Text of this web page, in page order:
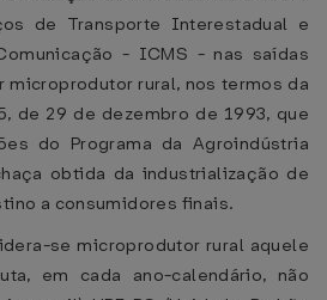
de Transporte Interestadual e
- ICMS - nas saídas
microprodutor rural, nos termos da
de 29 de dezembro de 1993, que
do Programa da Agroindústria
obtida da industrialização de
a consumidores finais.
se microprodutor rural aquele
em cada ano-calendário, não